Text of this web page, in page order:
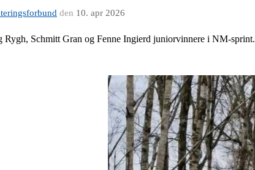
den 10. apr 2026
Rygh, Schmitt Gran og Fenne Ingierd juniorvinnere i NM-sprint.